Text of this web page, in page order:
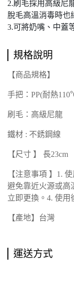
2.刷毛採用高級尼
脫毛高溫消毒時也
3.可將奶嘴、中蓋
規格說明
【商品規格】
手把：PP(耐熱
刷毛：高級尼龍
鐵材 : 不銹鋼線
【尺寸 】 長23cm
【注意事項 】1.
避免靠近火源或高
立即更換。4. 使用
【產地】台灣
運送方式